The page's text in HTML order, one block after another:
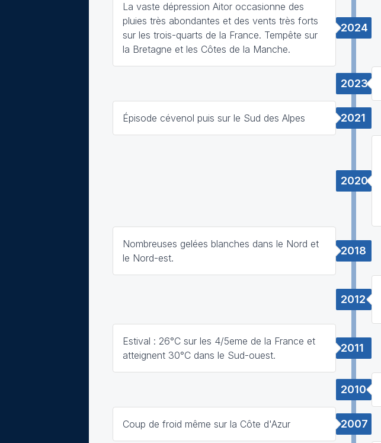
2024
La vaste dépression Aitor occasionne des
pluies très abondantes et des vents très forts
sur les trois-quarts de la France. Tempête sur
la Bretagne et les Côtes de la Manche.
2023
2021
Épisode cévenol puis sur le Sud des Alpes
2020
2018
Nombreuses gelées blanches dans le Nord et
le Nord-est.
2012
2011
Estival : 26°C sur les 4/5eme de la France et
atteignent 30°C dans le Sud-ouest.
2010
2007
Coup de froid même sur la Côte d'Azur